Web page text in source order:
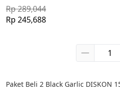
Rp 289,044
Rp 245,688
Paket Beli 2 Black Garlic DISKON